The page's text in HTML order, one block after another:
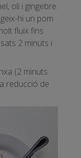
oli i gingebre.
hi un pom
fluix fins
2 minuts i
(2 minuts
reducció de